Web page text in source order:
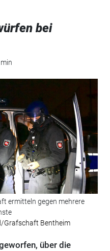
bei
ermitteln gegen mehrere
Grafschaft Bentheim
über die